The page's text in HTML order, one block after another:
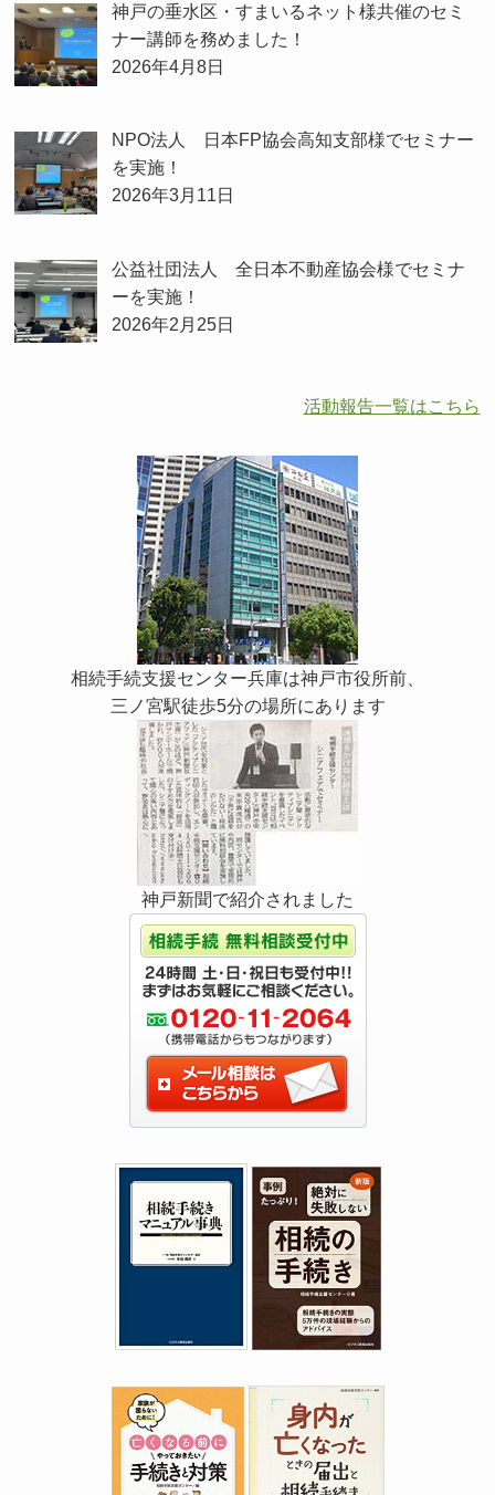
神戸の垂水区・すまいるネット様共催のセミ
ナー講師を務めました！
2026年4月8日
NPO法人 日本FP協会高知支部様でセミナー
を実施！
2026年3月11日
公益社団法人 全日本不動産協会様でセミナ
ーを実施！
2026年2月25日
活動報告一覧はこちら
相続手続支援センター兵庫は神戸市役所前、
三ノ宮駅徒歩5分の場所にあります
神戸新聞で紹介されました